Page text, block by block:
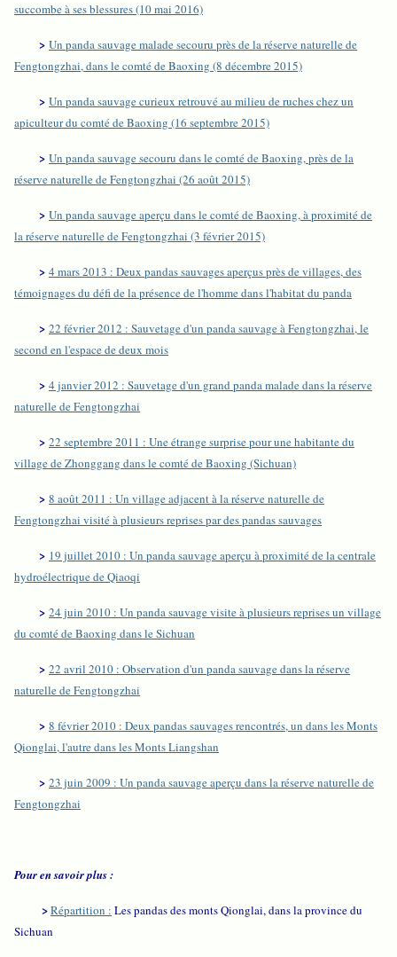
succombe à ses blessures (10 mai 2016)
> Un panda sauvage malade secouru près de la réserve naturelle de
Fengtongzhai, dans le comté de Baoxing (8 décembre 2015)
> Un panda sauvage curieux retrouvé au milieu de ruches chez un
apiculteur du comté de Baoxing (16 septembre 2015)
> Un panda sauvage secouru dans le comté de Baoxing, près de la
réserve naturelle de Fengtongzhai (26 août 2015)
> Un panda sauvage aperçu dans le comté de Baoxing, à proximité de
la réserve naturelle de Fengtongzhai (3 février 2015)
> 4 mars 2013 : Deux pandas sauvages aperçus près de villages, des
témoignages du défi de la présence de l'homme dans l'habitat du panda
> 22 février 2012 : Sauvetage d'un panda sauvage à Fengtongzhai, le
second en l'espace de deux mois
> 4 janvier 2012 : Sauvetage d'un grand panda malade dans la réserve
naturelle de Fengtongzhai
> 22 septembre 2011 : Une étrange surprise pour une habitante du
village de Zhonggang dans le comté de Baoxing (Sichuan)
> 8 août 2011 : Un village adjacent à la réserve naturelle de
Fengtongzhai visité à plusieurs reprises par des pandas sauvages
> 19 juillet 2010 : Un panda sauvage aperçu à proximité de la centrale
hydroélectrique de Qiaoqi
> 24 juin 2010 : Un panda sauvage visite à plusieurs reprises un village
du comté de Baoxing dans le Sichuan
> 22 avril 2010 : Observation d'un panda sauvage dans la réserve
naturelle de Fengtongzhai
> 8 février 2010 : Deux pandas sauvages rencontrés, un dans les Monts
Qionglai, l'autre dans les Monts Liangshan
> 23 juin 2009 : Un panda sauvage aperçu dans la réserve naturelle de
Fengtongzhai
Pour en savoir plus :
>Répartition : Les pandas des monts Qionglai, dans la province du
Sichuan